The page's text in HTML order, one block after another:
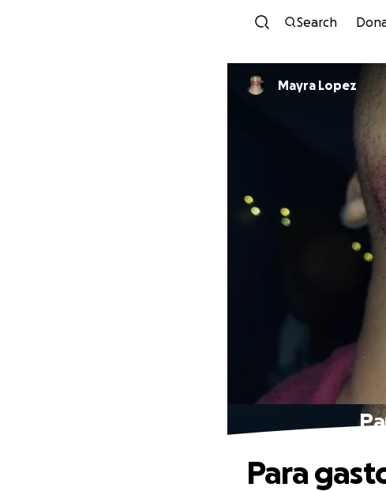
Search
Mayra Lopez
Para